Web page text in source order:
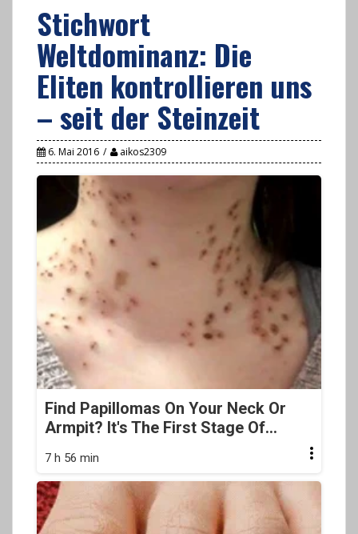
Stichwort
Weltdominanz: Die
Eliten kontrollieren uns
– seit der Steinzeit
6. Mai 2016 aikos2309
Find Papillomas On Your Neck Or
Armpit? It's The First Stage Of...
7 h 56 min